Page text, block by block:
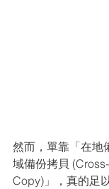
然而，單靠「在地
域備份拷貝
Copy)」，真的足